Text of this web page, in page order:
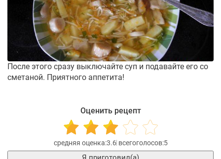
После этого сразу выключайте суп и подавайте его со
сметаной. Приятного аппетита!
Оценить рецепт
3.6 5